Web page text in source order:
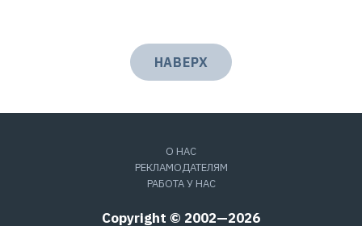
НАВЕРХ
О НАС
РЕКЛАМОДАТЕЛЯМ
РАБОТА У НАС
Copyright © 2002—2026